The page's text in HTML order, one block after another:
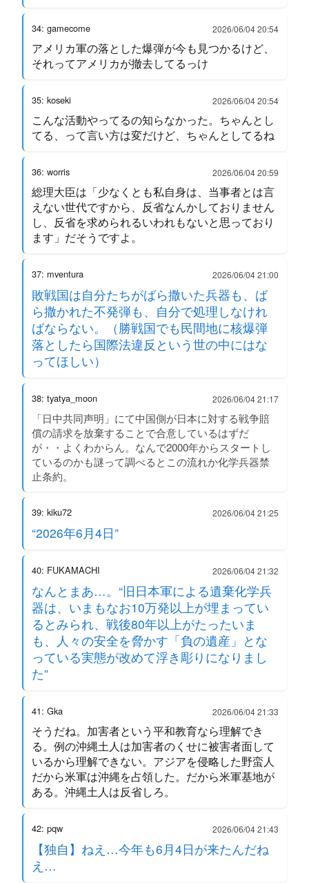
34: gamecome 2026/06/04 20:54
アメリカ軍の落とした爆弾が今も見つかるけど、
それってアメリカが撤去してるっけ
35: koseki 2026/06/04 20:54
こんな活動やってるの知らなかった。ちゃんとし
てる、って言い方は変だけど、ちゃんとしてるね
36: worris 2026/06/04 20:59
総理大臣は「少なくとも私自身は、当事者とは言
えない世代ですから、反省なんかしておりません
し、反省を求められるいわれもないと思っており
ます」だそうですよ。
37: mventura 2026/06/04 21:00
敗戦国は自分たちがばら撒いた兵器も、ば
ら撒かれた不発弾も、自分で処理しなけれ
ばならない。（勝戦国でも民間地に核爆弾
落としたら国際法違反という世の中にはな
ってほしい）
38: tyatya_moon 2026/06/04 21:17
「日中共同声明」にて中国側が日本に対する戦争賠
償の請求を放棄することで合意しているはずだ
が・・よくわからん。なんで2000年からスタートし
ているのかも謎って調べるとこの流れか化学兵器禁
止条約。
39: kiku72 2026/06/04 21:25
“2026年6月4日”
40: FUKAMACHI 2026/06/04 21:32
なんとまあ…。“旧日本軍による遺棄化学兵
器は、いまもなお10万発以上が埋まってい
るとみられ、戦後80年以上がたったいま
も、人々の安全を脅かす「負の遺産」とな
っている実態が改めて浮き彫りになりまし
た”
41: Gka 2026/06/04 21:33
そうだね。加害者という平和教育なら理解でき
る。例の沖縄土人は加害者のくせに被害者面して
いるから理解できない。アジアを侵略した野蛮人
だから米軍は沖縄を占領した。だから米軍基地が
ある。沖縄土人は反省しろ。
42: pqw 2026/06/04 21:43
【独自】ねえ…今年も6月4日が来たんだね
え…